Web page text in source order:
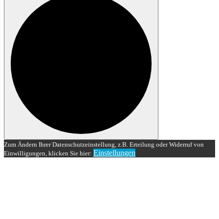
Zum Ändern Ihrer Datenschutzeinstellung, z.B. Erteilung oder Widerruf von
Einwilligungen, klicken Sie hier: Einstellungen